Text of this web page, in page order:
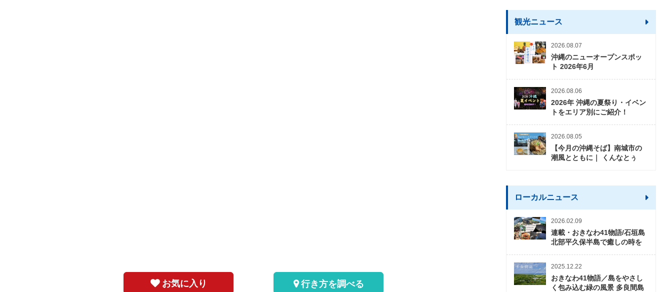
お気に入り 行き方を調べる
観光ニュース
2026.08.07
沖縄のニューオープンスポッ
ト 2026年6月
2026.08.06
2026年 沖縄の夏祭り・イベン
トをエリア別にご紹介！
2026.08.05
【今月の沖縄そば】南城市の
潮風とともに｜ くんなとぅ
ローカルニュース
2026.02.09
連載・おきなわ41物語/石垣島
北部平久保半島で癒しの時を
2025.12.22
おきなわ41物語／島をやさし
く包み込む緑の風景 多良間島